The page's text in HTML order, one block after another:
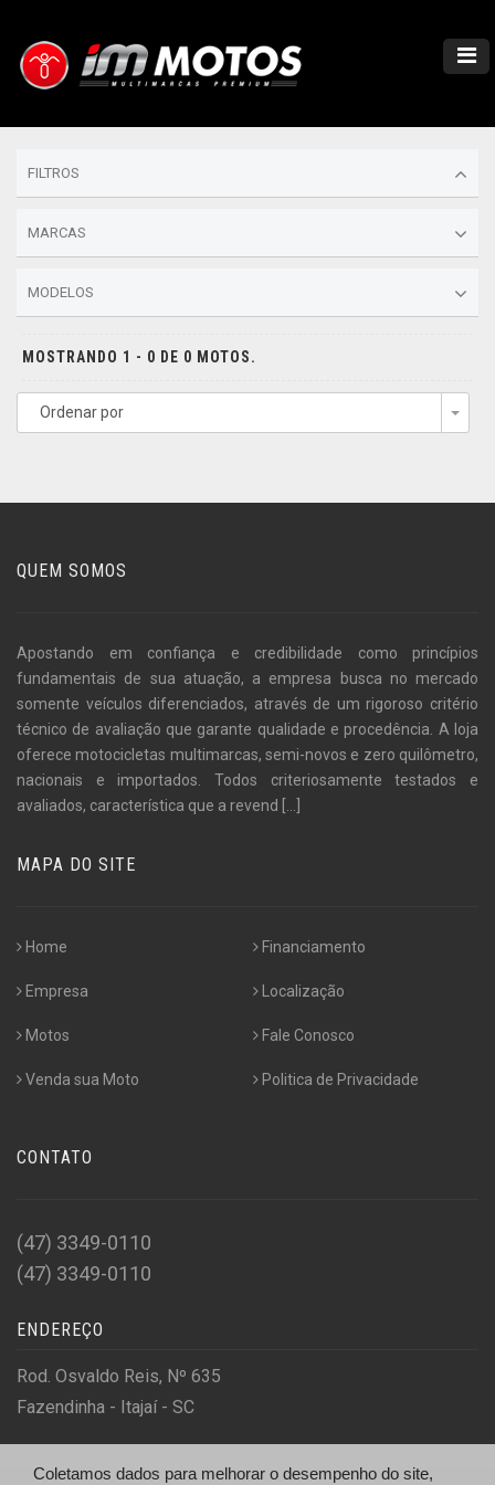
FILTROS
MARCAS
MODELOS
MOSTRANDO 1 - 0 DE 0 MOTOS.
Ordenar por
QUEM SOMOS
Apostando em confiança e credibilidade como princípios
fundamentais de sua atuação, a empresa busca no mercado
somente veículos diferenciados, através de um rigoroso critério
técnico de avaliação que garante qualidade e procedência. A loja
oferece motocicletas multimarcas, semi-novos e zero quilômetro,
nacionais e importados. Todos criteriosamente testados e
avaliados, característica que a revend
MAPA DO SITE
Home
Empresa
Motos
Venda sua Moto
Financiamento
Localização
Fale Conosco
Politica de Privacidade
CONTATO
(47) 3349-0110
(47) 3349-0110
ENDEREÇO
Rod. Osvaldo Reis, Nº 635
Fazendinha - Itajaí - SC
Coletamos dados para melhorar o desempenho do site,